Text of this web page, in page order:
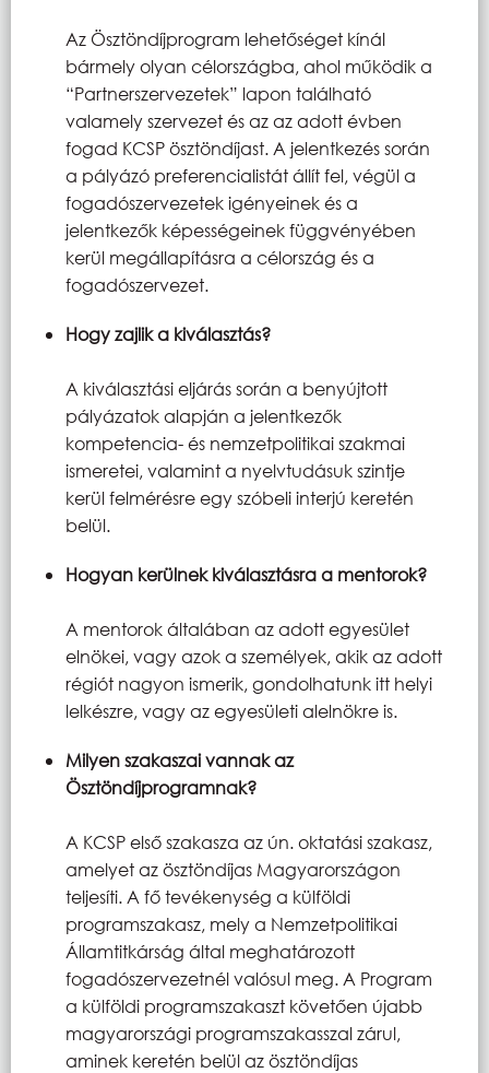
Az Ösztöndíjprogram lehetőséget kínál
bármely olyan célországba, ahol működik a
“Partnerszervezetek” lapon található
valamely szervezet és az az adott évben
fogad KCSP ösztöndíjast. A jelentkezés során
a pályázó preferencialistát állít fel, végül a
fogadószervezetek igényeinek és a
jelentkezők képességeinek függvényében
kerül megállapításra a célország és a
fogadószervezet.
Hogy zajlik a kiválasztás?
A kiválasztási eljárás során a benyújtott
pályázatok alapján a jelentkezők
kompetencia- és nemzetpolitikai szakmai
ismeretei, valamint a nyelvtudásuk szintje
kerül felmérésre egy szóbeli interjú keretén
belül.
Hogyan kerülnek kiválasztásra a mentorok?
A mentorok általában az adott egyesület
elnökei, vagy azok a személyek, akik az adott
régiót nagyon ismerik, gondolhatunk itt helyi
lelkészre, vagy az egyesületi alelnökre is.
Milyen szakaszai vannak az
Ösztöndíjprogramnak?
A KCSP első szakasza az ún. oktatási szakasz,
amelyet az ösztöndíjas Magyarországon
teljesíti. A fő tevékenység a külföldi
programszakasz, mely a Nemzetpolitikai
Államtitkárság által meghatározott
fogadószervezetnél valósul meg. A Program
a külföldi programszakaszt követően újabb
magyarországi programszakasszal zárul,
aminek keretén belül az ösztöndíjas